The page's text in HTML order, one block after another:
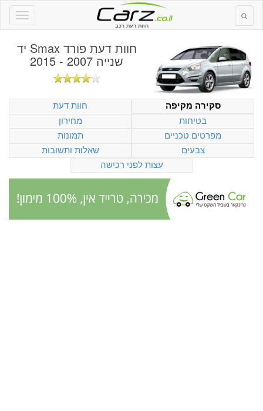
חוות דעת רכב
חוות דעת פורד Smax יד
שנייה 2007 - 2015
סקירה מקיפה
חוות דעת
בטיחות
מחירון
מפרטים טכניים
תמונות
צבעים
שאלות ותשובות
עצות לפני רכישה